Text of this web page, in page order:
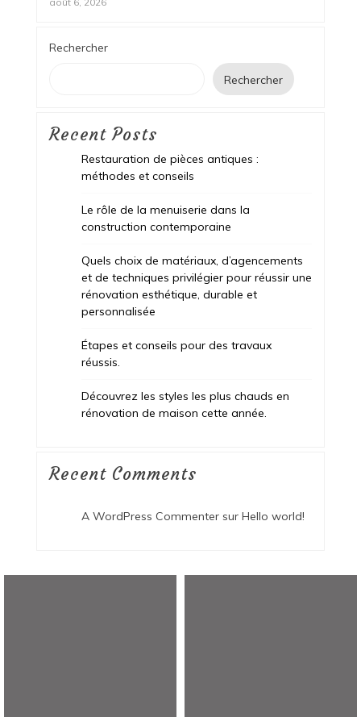
Rechercher
Rechercher
Recent Posts
Restauration de pièces antiques :
méthodes et conseils
Le rôle de la menuiserie dans la
construction contemporaine
Quels choix de matériaux, d’agencements
et de techniques privilégier pour réussir une
rénovation esthétique, durable et
personnalisée
Étapes et conseils pour des travaux
réussis.
Découvrez les styles les plus chauds en
rénovation de maison cette année.
Recent Comments
A WordPress Commentersur Hello world!